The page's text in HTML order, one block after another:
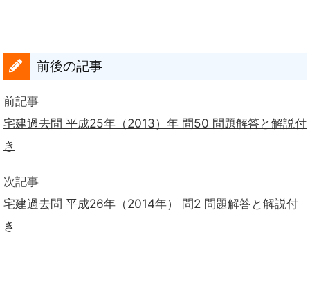
前後の記事
前記事
宅建過去問 平成25年（2013）年 問50 問題解答と解説付
き
次記事
宅建過去問 平成26年（2014年） 問2 問題解答と解説付
き